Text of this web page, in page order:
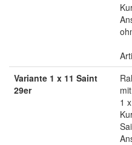
Variante 1 x 11 Saint
29er
1